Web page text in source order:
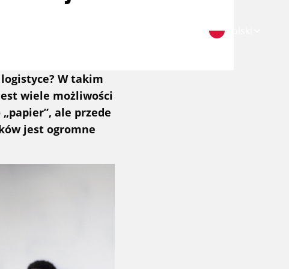
popularni pracodawcy
W takim
wiele możliwości
ale przede
jest ogromne